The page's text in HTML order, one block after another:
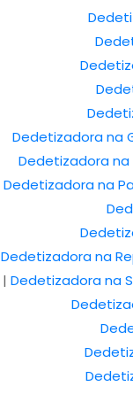
Dedetizadora na
Dedetizadora na
Dedetizadora na
Dedetizadora na
| Dedetizadora na